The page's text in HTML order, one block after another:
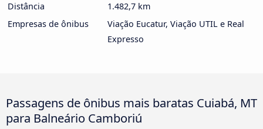
Distância
1.482,7 km
Empresas de ônibus
Viação Eucatur, Viação UTIL e Real
Expresso
Passagens de ônibus mais baratas Cuiabá, MT
para Balneário Camboriú